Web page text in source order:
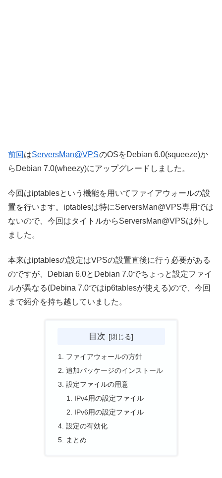
前回 はServersMan@VPSのOSをDebian 6.0(squeeze)か
らDebian 7.0(wheezy)にアップグレードしました。
今回はiptablesという機能を用いてファイアウォールの設
置を行います。iptablesは特にServersMan@VPS専用では
ないので、今回はタイトルからServersMan@VPSは外し
ました。
本来はiptablesの設定はVPSの設置直後に行う必要がある
のですが、Debian 6.0とDebian 7.0でちょっと設定ファイ
ルが異なる(Debina 7.0ではip6tablesが使える)ので、今回
まで紹介を持ち越していました。
目次
ファイアウォールの方針
追加パッケージのインストール
設定ファイルの用意
IPv4用の設定ファイル
IPv6用の設定ファイル
設定の有効化
まとめ